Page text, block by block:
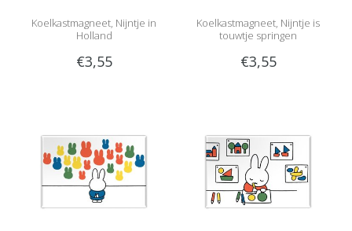
Koelkastmagneet, Nijntje in
Holland
€3,55
Koelkastmagneet, Nijntje is
touwtje springen
€3,55